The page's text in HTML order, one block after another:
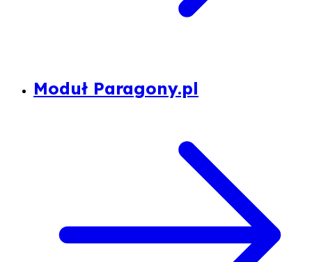
Moduł Paragony.pl